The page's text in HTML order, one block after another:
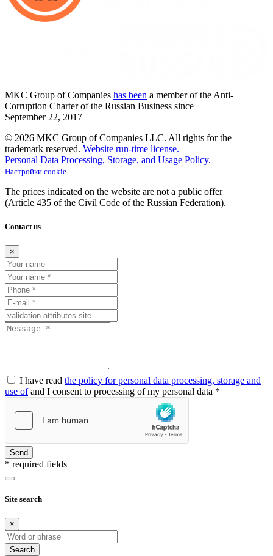
MKC Group of Companies has been a member of the Anti-
Corruption Charter of the Russian Business since
September 22, 2017
© 2026 MKC Group of Companies LLC. All rights for the
trademark reserved. Website run-time license.
Personal Data Processing, Storage, and Usage Policy.
Настройки cookie
The prices indicated on the website are not a public offer
(Article 435 of the Civil Code of the Russian Federation).
Contact us
×
I have read the policy for personal data processing, storage and
use ofand I consent to processing of my personal data *
Send
* required fields
Site search
×
Search